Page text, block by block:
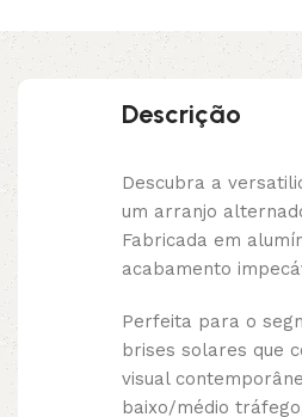
Descrição
Descubra a
um arranjo
Fabricada em
acabamento
Perfeita para o
brises solares que
visual
baixo/médio